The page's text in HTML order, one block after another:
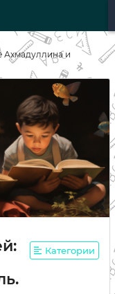
Ахмадуллина и
Категории